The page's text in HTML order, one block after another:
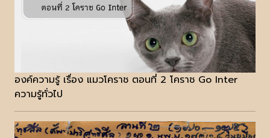
องค์ความรู้ เรื่อง แมวโคราช ตอนที่ 2 โคราช Go Inter
ความรู้ทั่วไป